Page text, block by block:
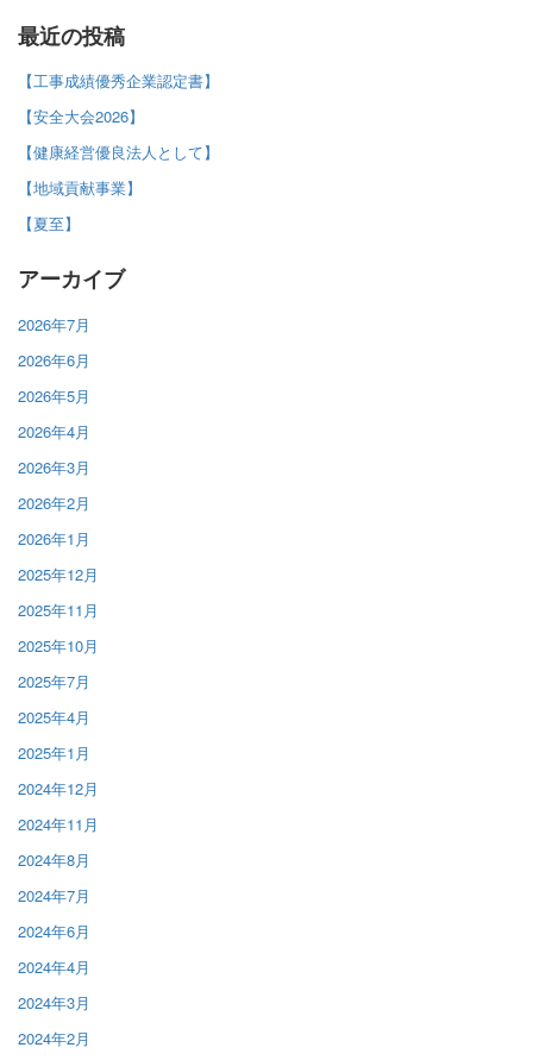
最近の投稿
【工事成績優秀企業認定書】
【安全大会2026】
【健康経営優良法人として】
【地域貢献事業】
【夏至】
アーカイブ
2026年7月
2026年6月
2026年5月
2026年4月
2026年3月
2026年2月
2026年1月
2025年12月
2025年11月
2025年10月
2025年7月
2025年4月
2025年1月
2024年12月
2024年11月
2024年8月
2024年7月
2024年6月
2024年4月
2024年3月
2024年2月